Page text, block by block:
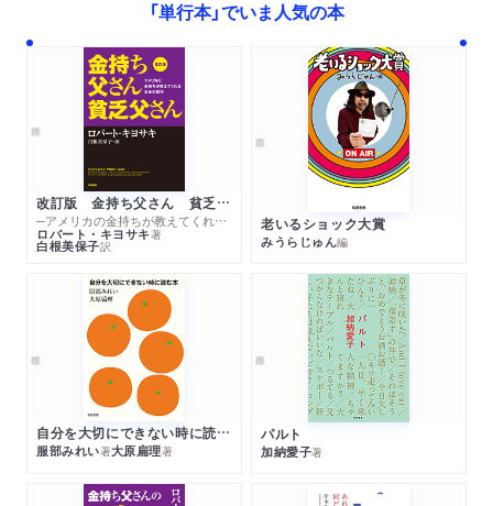
「単行本」でいま人気の本
改訂版 金持ち父さん 貧乏父さん
─アメリカの金持ちが教えてくれるお金の哲学
ロバート・キヨサキ著
白根美保子訳
老いるショック大賞
みうらじゅん編
自分を大切にできない時に読む本
服部みれい著大原扁理著
パルト
加納愛子著